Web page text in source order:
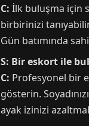
C: İlk buluşma için
birbirinizi
Gün batımında
S: Bir eskort ile
C: Profesyonel bir
gösterin.
ayak izinizi